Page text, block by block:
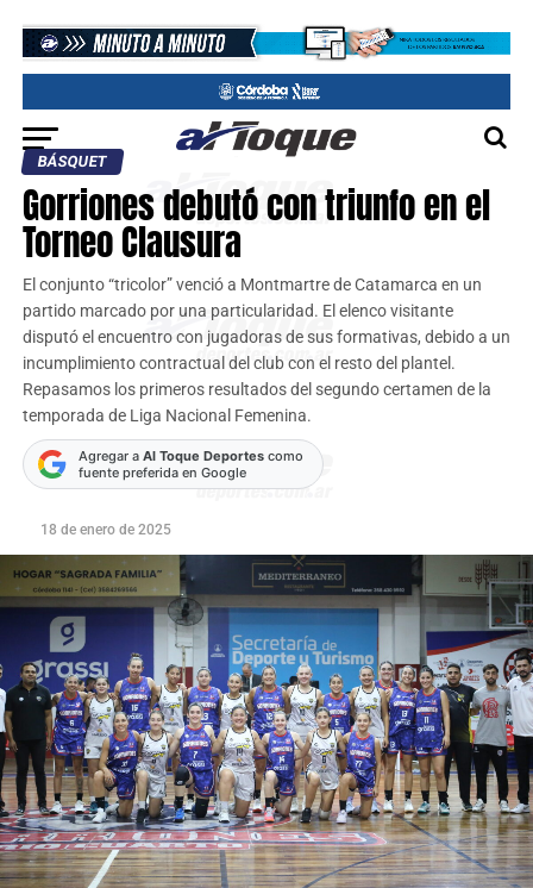
BÁSQUET
Gorriones debutó con triunfo en el
Torneo Clausura
El conjunto “tricolor” venció a Montmartre de Catamarca en un
partido marcado por una particularidad. El elenco visitante
disputó el encuentro con jugadoras de sus formativas, debido a un
incumplimiento contractual del club con el resto del plantel.
Repasamos los primeros resultados del segundo certamen de la
temporada de Liga Nacional Femenina.
Agregar a Al Toque Deportescomo
fuente preferida en Google
18 de enero de 2025